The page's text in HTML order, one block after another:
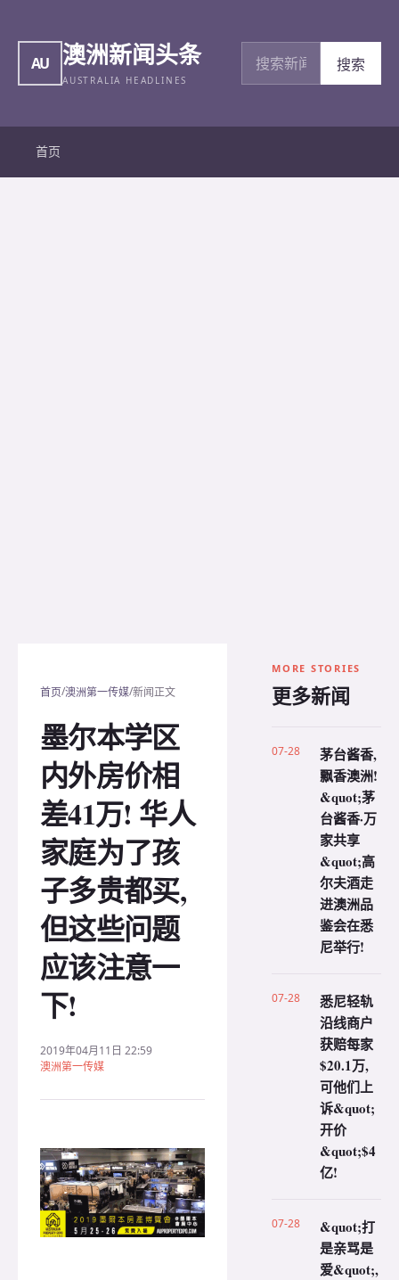
AU 澳洲新闻头条
AUSTRALIA HEADLINES
搜索新闻
搜索
首页
首页/澳洲第一传媒/新闻正文
墨尔本学区
内外房价相
差41万! 华人
家庭为了孩
子多贵都买,
但这些问题
应该注意一
下!
2019年04月11日 22:59
澳洲第一传媒
MORE STORIES
更多新闻
07-28
茅台酱香,
飘香澳洲!
&quot;茅
台酱香·万
家共享
&quot;高
尔夫酒走
进澳洲品
鉴会在悉
尼举行!
07-28
悉尼轻轨
沿线商户
获赔每家
$20.1万,
可他们上
诉&quot;
开价
&quot;$4
亿!
07-28
&quot;打
是亲骂是
爱&quot;,